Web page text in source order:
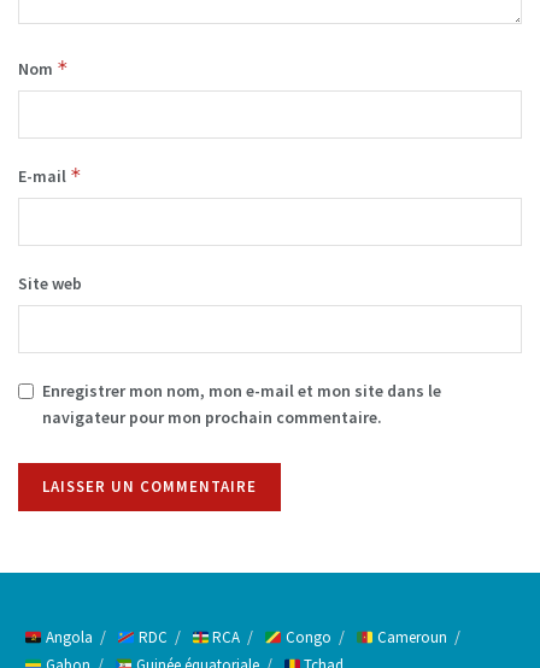
Nom *
E-mail *
Site web
Enregistrer mon nom, mon e-mail et mon site dans le
navigateur pour mon prochain commentaire.
Angola RDC RCA Congo
Cameroun